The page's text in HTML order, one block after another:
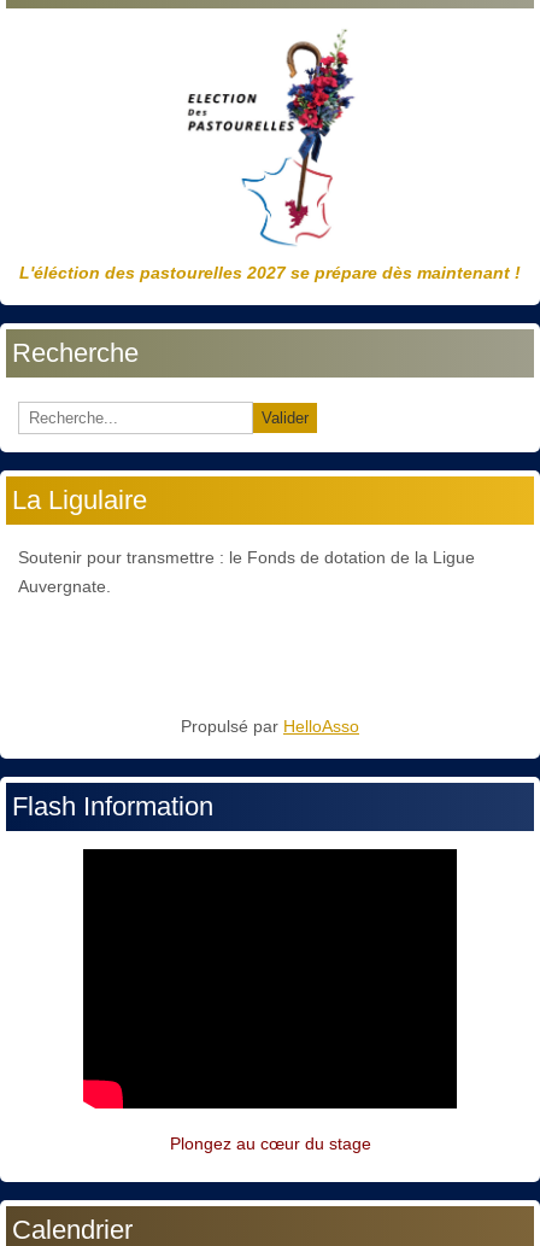
L'éléction des pastourelles 2027 se prépare dès maintenant !
Recherche
Valider
La Ligulaire
Soutenir pour transmettre : le Fonds de dotation de la Ligue
Auvergnate.
Propulsé par HelloAsso
Flash Information
Plongez au cœur du stage
Calendrier